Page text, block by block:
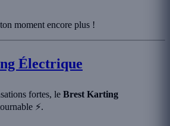
moment encore plus !
Électrique
fortes, le Brest Karting
⚡.